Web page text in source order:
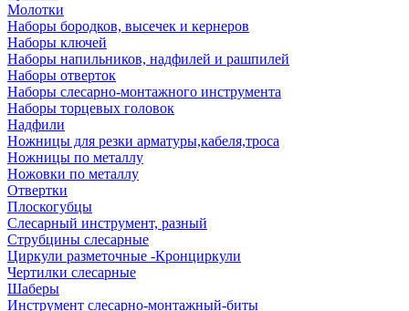
Молотки
Наборы бородков, высечек и кернеров
Наборы ключей
Наборы напильников, надфилей и рашпилей
Наборы отверток
Наборы слесарно-монтажного инструмента
Наборы торцевых головок
Надфили
Ножницы для резки арматуры,кабеля,троса
Ножницы по металлу
Ножовки по металлу
Отвертки
Плоскогубцы
Слесарный инструмент, разный
Струбцины слесарные
Циркули разметочные -Кронциркули
Чертилки слесарные
Шаберы
Инструмент слесарно-монтажный-биты